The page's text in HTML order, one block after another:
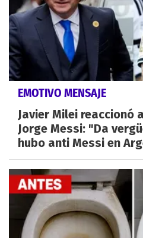
EMOTIVO MENSAJE
Javier Milei reaccionó
Jorge Messi: "Da
hubo anti Messi en